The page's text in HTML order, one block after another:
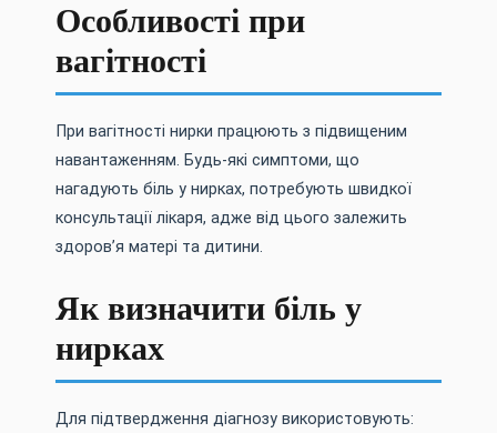
Особливості при
вагітності
При вагітності нирки працюють з підвищеним
навантаженням. Будь-які симптоми, що
нагадують біль у нирках, потребують швидкої
консультації лікаря, адже від цього залежить
здоров’я матері та дитини.
Як визначити біль у
нирках
Для підтвердження діагнозу використовують: